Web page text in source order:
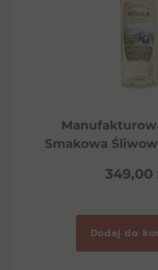
Smakowa
349,00
Dodaj do